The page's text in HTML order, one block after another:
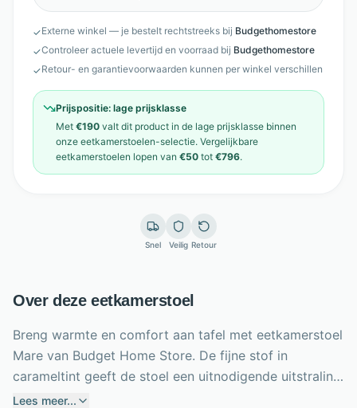
✓Externe winkel — je bestelt rechtstreeks bij Budgethomestore
✓Controleer actuele levertijd en voorraad bij Budgethomestore
✓Retour- en garantievoorwaarden kunnen per winkel verschillen
Prijspositie: lage prijsklasse
Met €190 valt dit product in de lage prijsklasse binnen
onze eetkamerstoelen-selectie. Vergelijkbare
eetkamerstoelen lopen van €50 tot €796.
Snel Veilig Retour
Over deze eetkamerstoel
Breng warmte en comfort aan tafel met eetkamerstoel
Mare van Budget Home Store. De fijne stof in
carameltint geeft de stoel een uitnodigende uitstraling,
terwijl de opvallende stiksels in zitting en rugleuning
Lees meer...